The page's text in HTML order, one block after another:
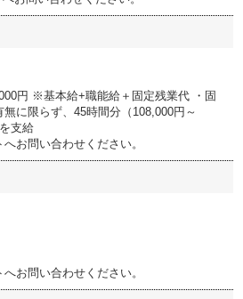
円 ※基本給+職能給＋固定残業代 ・固
に限らず、45時間分（108,000円～
支給
お問い合わせください。
お問い合わせください。